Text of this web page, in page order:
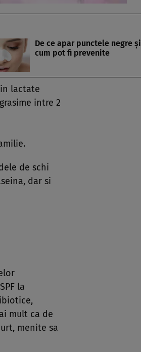
De ce apar punctele negre și
cum pot fi prevenite
lactate
intre 2
de schi
dar si
la
mult ca de
menite sa